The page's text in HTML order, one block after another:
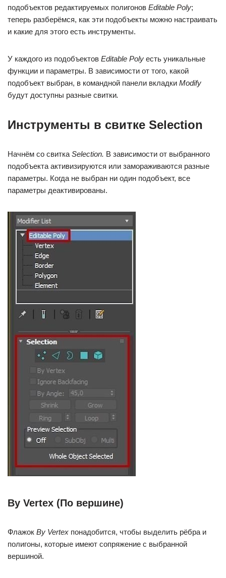
подобъектов редактируемых полигонов Editable Poly;
теперь разберёмся, как эти подобъекты можно настраивать
и какие для этого есть инструменты.
У каждого из подобъектов Editable Poly есть уникальные
функции и параметры. В зависимости от того, какой
подобъект выбран, в командной панели вкладки Modify
будут доступны разные свитки.
Инструменты в свитке Selection
Начнём со свитка Selection. В зависимости от выбранного
подобъекта активизируются или замораживаются разные
параметры. Когда не выбран ни один подобъект, все
параметры деактивированы.
By Vertex (По вершине)
Флажок By Vertex понадобится, чтобы выделить рёбра и
полигоны, которые имеют сопряжение с выбранной
вершиной.